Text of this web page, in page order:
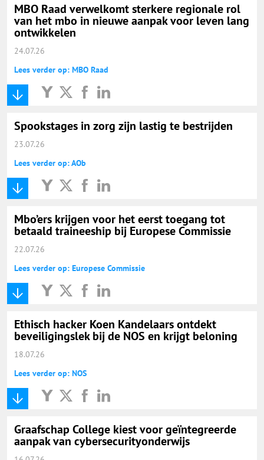
MBO Raad verwelkomt sterkere regionale rol
van het mbo in nieuwe aanpak voor leven lang
ontwikkelen
24.07.26
Lees verder op: MBO Raad
Spookstages in zorg zijn lastig te bestrijden
23.07.26
Lees verder op: AOb
Mbo’ers krijgen voor het eerst toegang tot
betaald traineeship bij Europese Commissie
22.07.26
Lees verder op: Europese Commissie
Ethisch hacker Koen Kandelaars ontdekt
beveiligingslek bij de NOS en krijgt beloning
18.07.26
Lees verder op: NOS
Graafschap College kiest voor geïntegreerde
aanpak van cybersecurityonderwijs